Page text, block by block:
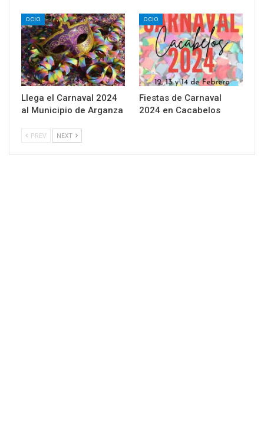
OCIO
Llega el Carnaval 2024
al Municipio de Arganza
OCIO
Fiestas de Carnaval
2024 en Cacabelos
PREV NEXT